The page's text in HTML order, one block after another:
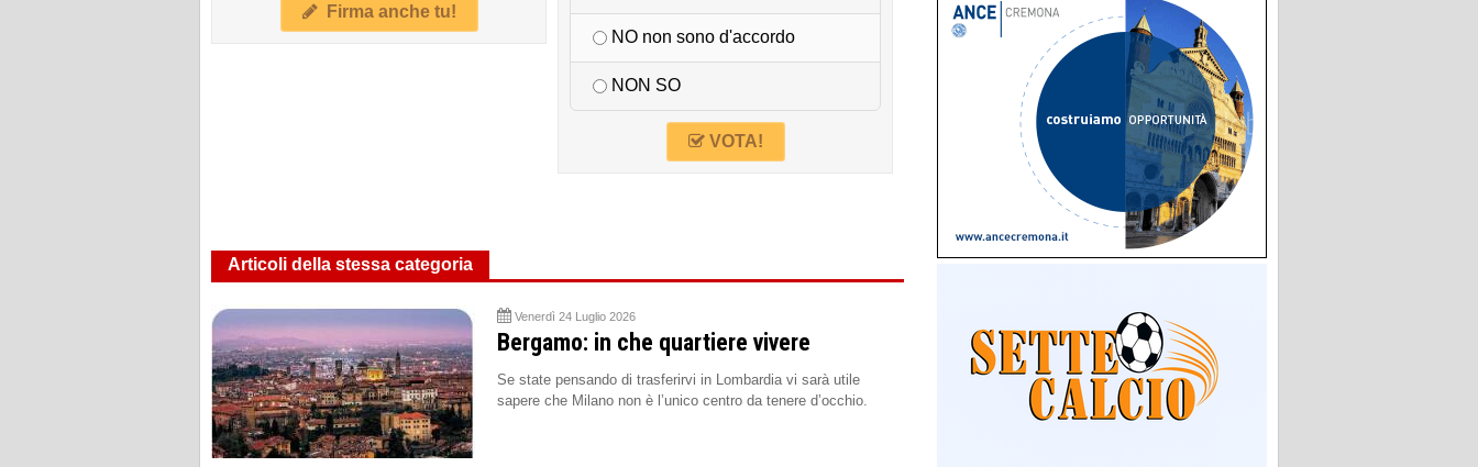
Firma anche tu!
NO non sono d'accordo
NON SO
VOTA!
Articoli della stessa categoria
Venerdì 24 Luglio 2026
Bergamo: in che quartiere vivere
Se state pensando di trasferirvi in Lombardia vi sarà utile
sapere che Milano non è l’unico centro da tenere d’occhio.